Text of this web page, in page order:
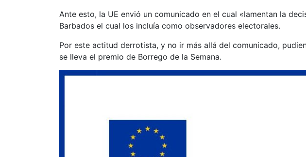
Ante esto, la UE envió un comunicado en el cual «lamentan la
Barbados el cual los incluía como observadores electorales.
Por este actitud derrotista, y no ir más allá del comunicado,
se lleva el premio de Borrego de la Semana.